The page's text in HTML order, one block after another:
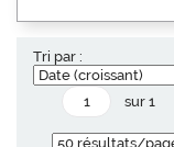
Tri par :
sur 1